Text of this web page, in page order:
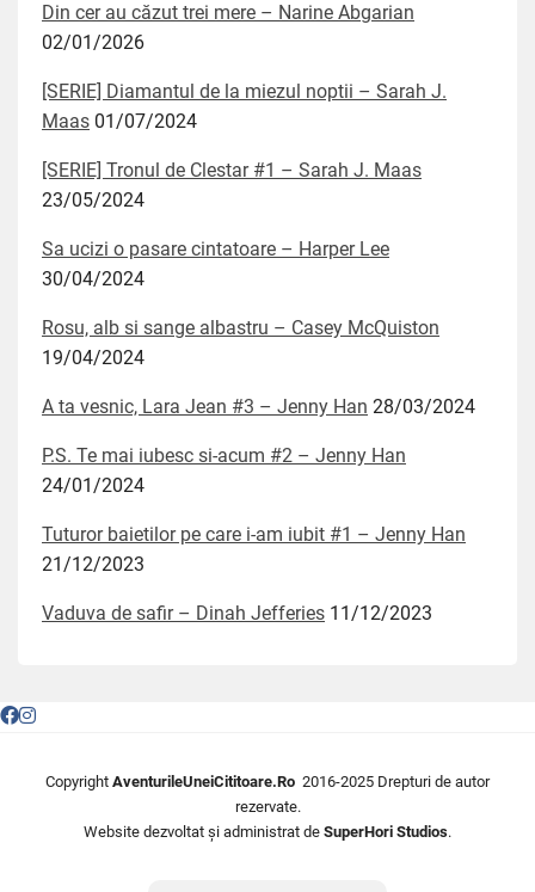
Din cer au căzut trei mere – Narine Abgarian
02/01/2026
[SERIE] Diamantul de la miezul noptii – Sarah J.
Maas 01/07/2024
[SERIE] Tronul de Clestar #1 – Sarah J. Maas
23/05/2024
Sa ucizi o pasare cintatoare – Harper Lee
30/04/2024
Rosu, alb si sange albastru – Casey McQuiston
19/04/2024
A ta vesnic, Lara Jean #3 – Jenny Han 28/03/2024
P.S. Te mai iubesc si-acum #2 – Jenny Han
24/01/2024
Tuturor baietilor pe care i-am iubit #1 – Jenny Han
21/12/2023
Vaduva de safir – Dinah Jefferies 11/12/2023
Copyright AventurileUneiCititoare.Ro 2016-2025 Drepturi de autor
rezervate.
Website dezvoltat și administrat de SuperHori Studios.